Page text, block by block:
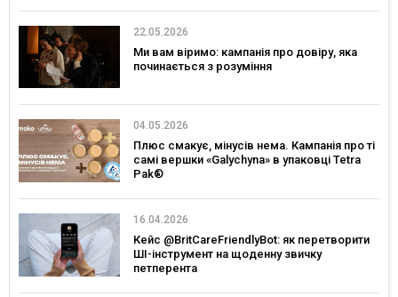
22.05.2026
Ми вам віримо: кампанія про довіру, яка
починається з розуміння
04.05.2026
Плюс смакує, мінусів нема. Кампанія про ті
самі вершки «Galychyna» в упаковці Tetra
Pak®
16.04.2026
Кейс @BritCareFriendlyBot: як перетворити
ШІ-інструмент на щоденну звичку
петперента